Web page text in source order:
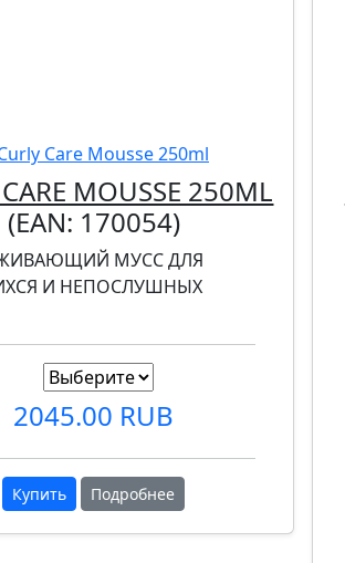
MOUSSE 250ML
(EAN: 170054)
МУСС ДЛЯ
И НЕПОСЛУШНЫХ
2045.00 RUB
Купить Подробнее